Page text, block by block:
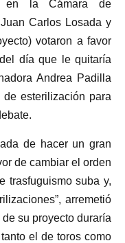
en la Cámara de
Carlos Losada y
votaron a favor
día que le quitaría
Andrea Padilla
esterilización para
de hacer un gran
de cambiar el orden
trasfuguismo suba y,
arremetió
su proyecto duraría
el de toros como